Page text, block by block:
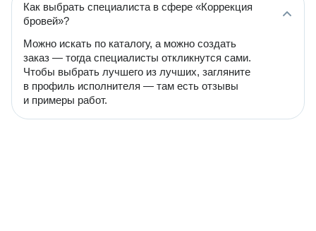
Как выбрать специалиста в сфере «Коррекция
бровей»?
Можно искать по каталогу, а можно создать
заказ — тогда специалисты откликнутся сами.
Чтобы выбрать лучшего из лучших, загляните
в профиль исполнителя — там есть отзывы
и примеры работ.